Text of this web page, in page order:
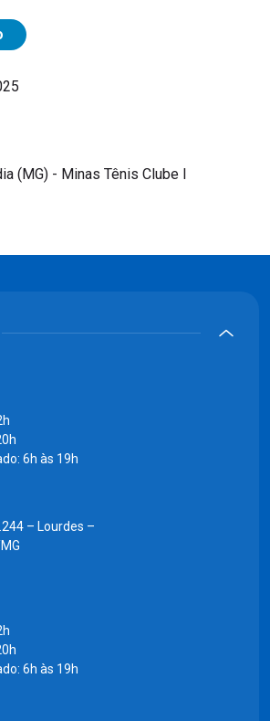
(MG) - Minas Tênis Clube I
6h às 19h
– Lourdes –
6h às 19h